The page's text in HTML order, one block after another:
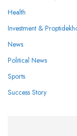
Health
Investment &
News
Political News
Sports
Success Story